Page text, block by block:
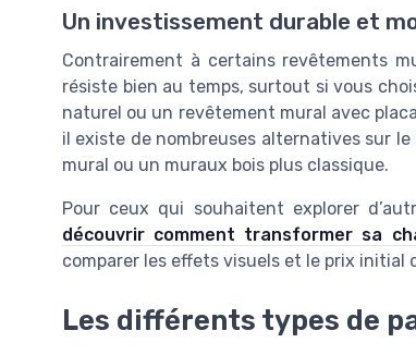
Un investissement durable et
Contrairement à certains revêtements
résiste bien au temps, surtout si vous
naturel ou un revêtement mural avec
il existe de nombreuses alternatives sur
mural ou un muraux bois plus classique.
Pour ceux qui souhaitent explorer
découvrir comment transformer sa
comparer les effets visuels et le prix initial
Les différents types de